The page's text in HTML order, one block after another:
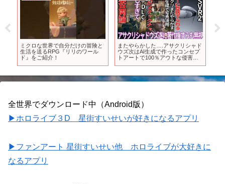
ミクロな世界で自分だけの冒険と
生活を送るRPG『リリのワール
ド』をご紹介！
またやらかした….アサクリシャド
ウズ次はAI生成で作ったコンセプ
トアートで100％アウトな侵害を
が逝きそう
全世界でダウンロード中（Android版）
▶ホロライブ３D 星街すいせいが好きになるアプリ
▶ファンアート 星街すいせい他 ホロライブが大好きに
なるアプリ